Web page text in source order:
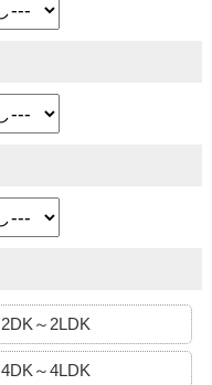
2DK～2LDK
4DK～4LDK